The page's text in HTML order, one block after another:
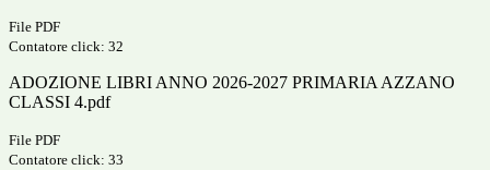
File PDF
Contatore click: 32
ADOZIONE LIBRI ANNO 2026-2027 PRIMARIA AZZANO
CLASSI 4.pdf
File PDF
Contatore click: 33